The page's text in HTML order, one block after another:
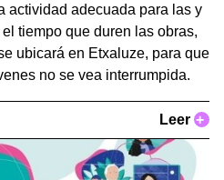
actividad adecuada para las y
tiempo que duren las obras,
ubicará en Etxaluze, para que
no se vea interrumpida.
Leer +